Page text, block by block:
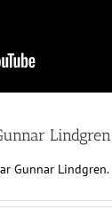
Lindgren
Gunnar Lindgren.